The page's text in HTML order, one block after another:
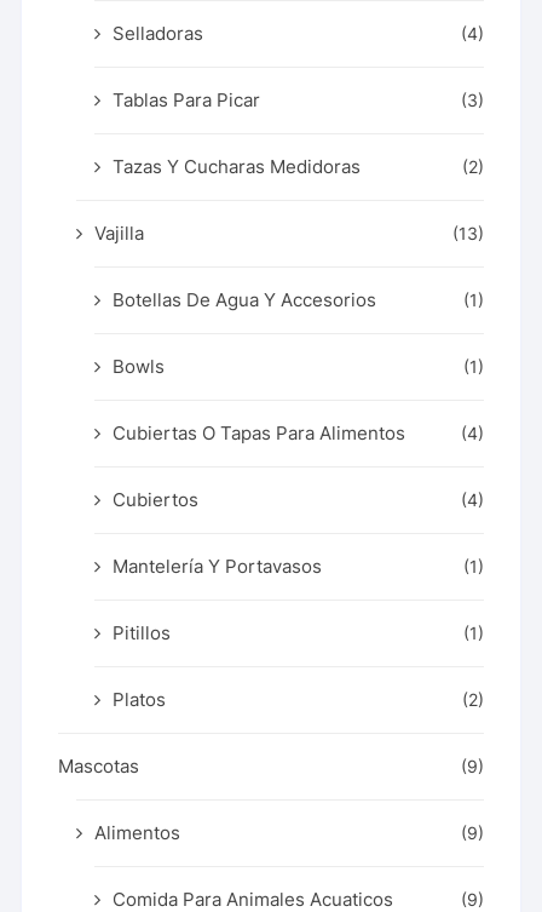
Selladoras (4)
Tablas Para Picar (3)
Tazas Y Cucharas Medidoras (2)
Vajilla (13)
Botellas De Agua Y Accesorios (1)
Bowls (1)
Cubiertas O Tapas Para Alimentos (4)
Cubiertos (4)
Mantelería Y Portavasos (1)
Pitillos (1)
Platos (2)
Mascotas (9)
Alimentos (9)
Comida Para Animales Acuaticos (9)